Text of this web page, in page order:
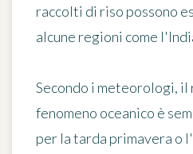
raccolti di riso possono
alcune regioni come
Secondo i meteorologi,
fenomeno oceanico è
per la tarda primavera o